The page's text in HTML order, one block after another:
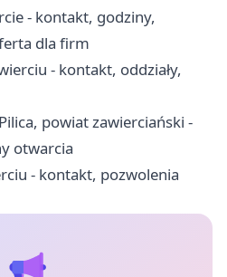
- kontakt, godziny,
dla firm
- kontakt, oddziały,
powiat zawierciański -
otwarcia
- kontakt, pozwolenia